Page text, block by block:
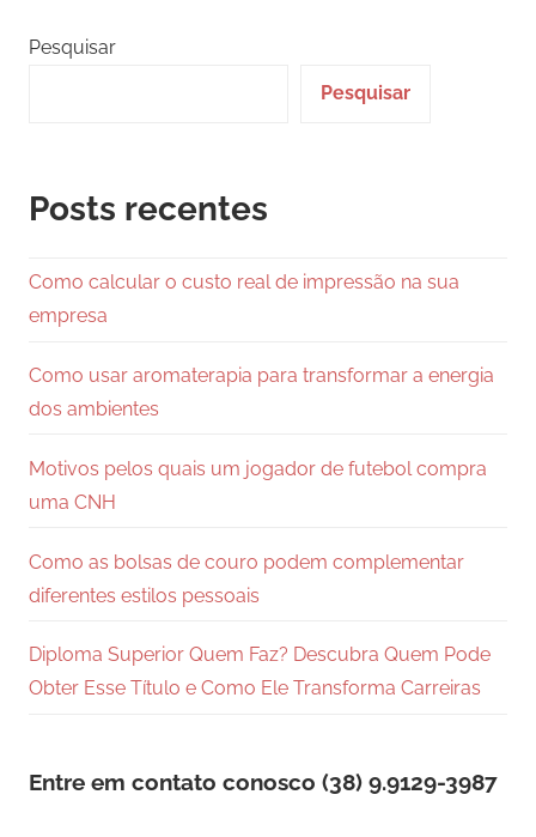
posts
Pesquisar
Pesquisar
Posts recentes
Como calcular o custo real de impressão na sua
empresa
Como usar aromaterapia para transformar a energia
dos ambientes
Motivos pelos quais um jogador de futebol compra
uma CNH
Como as bolsas de couro podem complementar
diferentes estilos pessoais
Diploma Superior Quem Faz? Descubra Quem Pode
Obter Esse Título e Como Ele Transforma Carreiras
Entre em contato conosco (38) 9.9129-3987